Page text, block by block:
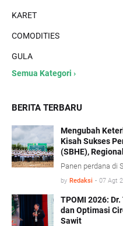
KARET
COMODITIES
GULA
Semua Kategori ›
BERITA TERBARU
Mengubah
Kisah Sukses
(SBHE),
Panen perdana di
by Redaksi - 07 Agt
TPOMI 2026:
dan Optimasi
Sawit